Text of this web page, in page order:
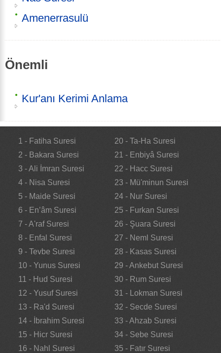
Amenerrasulü
Önemli
Kur'anı Kerimi Anlama
1 - Fatiha Suresi
2 - Bakara Suresi
3 - Ali İmran Suresi
4 - Nisa Suresi
5 - Maide Suresi
6 - En’âm Suresi
7 - A'raf Suresi
8 - Enfal Suresi
9 - Tevbe Suresi
10 - Yunus Suresi
11 - Hud Suresi
12 - Yusuf Suresi
13 - Ra'd Suresi
14 - İbrahim Suresi
15 - Hicr Suresi
16 - Nahl Suresi
20 - Ta-Ha Suresi
21 - Enbiyâ Suresi
22 - Hacc Suresi
23 - Mü'minun Suresi
24 - Nur Suresi
25 - Furkan Suresi
26 - Şuara Suresi
27 - Neml Suresi
28 - Kasas Suresi
29 - Ankebut Suresi
30 - Rum Suresi
31 - Lokman Suresi
32 - Secde Suresi
33 - Ahzab Suresi
34 - Sebe Suresi
35 - Fatır Suresi